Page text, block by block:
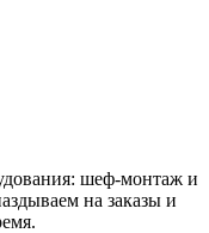
шеф-монтаж и
на заказы и